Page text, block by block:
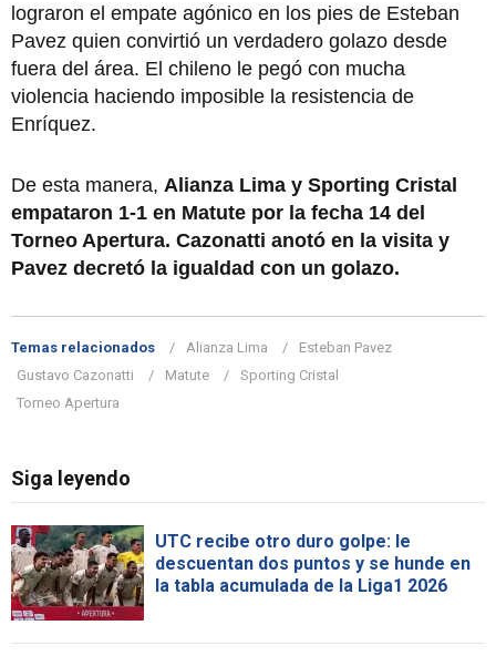
lograron el empate agónico en los pies de Esteban
Pavez quien convirtió un verdadero golazo desde
fuera del área. El chileno le pegó con mucha
violencia haciendo imposible la resistencia de
Enríquez.
De esta manera, Alianza Lima y Sporting Cristal
empataron 1-1 en Matute por la fecha 14 del
Torneo Apertura. Cazonatti anotó en la visita y
Pavez decretó la igualdad con un golazo.
Temas relacionados Alianza Lima
Esteban Pavez
Gustavo Cazonatti
Matute
Sporting Cristal
Torneo Apertura
Siga leyendo
UTC recibe otro duro golpe: le
descuentan dos puntos y se hunde en
la tabla acumulada de la Liga1 2026